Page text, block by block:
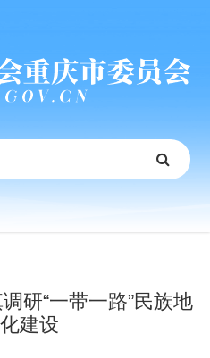
研“一带一路”民族地
建设